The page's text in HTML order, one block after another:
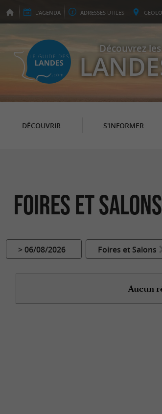
L'AGENDA ADRESSES UTILES GEO
Découvrez les
DÉCOUVRIR S'INFORMER
Foires et
> 06/08/2026 Foires et Salons
Aucun